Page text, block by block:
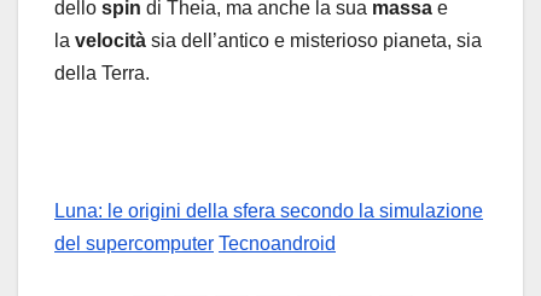
dello spin di Theia, ma anche la sua massa e
la velocità sia dell’antico e misterioso pianeta, sia
della Terra.
Luna: le origini della sfera secondo la simulazione
del supercomputer Tecnoandroid